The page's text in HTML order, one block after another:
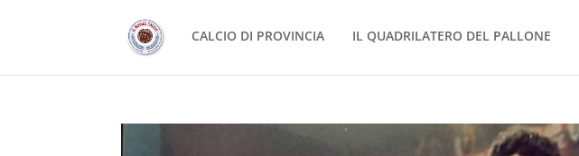
CALCIO DI PROVINCIA IL QUADRILATERO DEL PALLONE